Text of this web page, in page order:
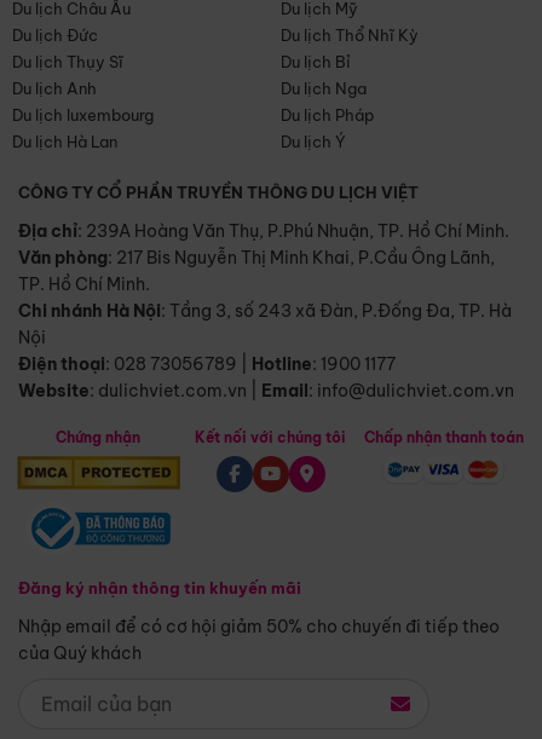
Du lịch Châu Âu
Du lịch Mỹ
Du lịch Đức
Du lịch Thổ Nhĩ Kỳ
Du lịch Thụy Sĩ
Du lịch Bỉ
Du lịch Anh
Du lịch Nga
Du lịch luxembourg
Du lịch Pháp
Du lịch Hà Lan
Du lịch Ý
CÔNG TY CỔ PHẦN TRUYỀN THÔNG DU LỊCH VIỆT
Địa chỉ: 239A Hoàng Văn Thụ, P.Phú Nhuận, TP. Hồ Chí Minh.
Văn phòng: 217 Bis Nguyễn Thị Minh Khai, P.Cầu Ông Lãnh,
TP. Hồ Chí Minh.
Chi nhánh Hà Nội: Tầng 3, số 243 xã Đàn, P.Đống Đa, TP. Hà
Nội
Điện thoại: 028 73056789 Hotline: 1900 1177
Website: dulichviet.com.vn Email: info@dulichviet.com.vn
Chứng nhận
Đăng ký nhận thông tin khuyến mãi
Nhập email để có cơ hội giảm 50% cho chuyến đi tiếp theo
của Quý khách
Kết nối với chúng tôi Chấp nhận thanh toán